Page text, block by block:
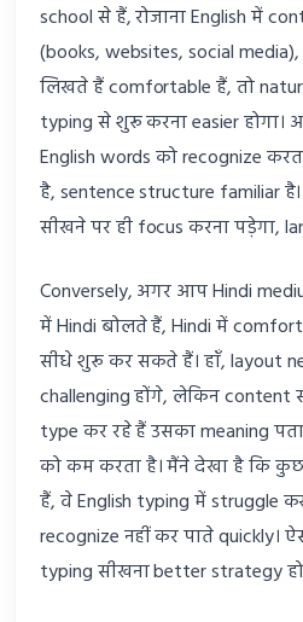
school से हैं, रोजाना English में
(books, websites, social
लिखते हैं comfortable हैं, तो
typing से शुरू करना easier होगा।
English words को recognize
है, sentence structure familiar
सीखने पर ही focus करना पड़ेगा,
Conversely, अगर आप Hindi
में Hindi बोलते हैं, Hindi में
सीधे शुरू कर सकते हैं। हाँ, layout
challenging होंगे, लेकिन
type कर रहे हैं उसका meaning
को कम करता है। मैंने देखा है कि
हैं, वे English typing में struggle
recognize नहीं कर पाते quickly।
typing सीखना better strategy